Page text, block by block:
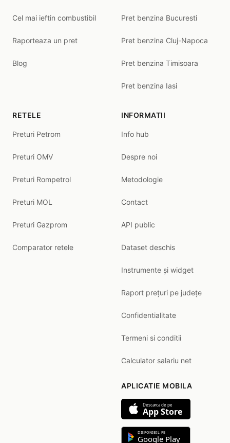
Cel mai ieftin combustibil
Raporteaza un pret
Blog
Pret benzina Bucuresti
Pret benzina Cluj-Napoca
Pret benzina Timisoara
Pret benzina Iasi
RETELE
Preturi Petrom
Preturi OMV
Preturi Rompetrol
Preturi MOL
Preturi Gazprom
Comparator retele
INFORMATII
Info hub
Despre noi
Metodologie
Contact
API public
Dataset deschis
Instrumente și widget
Raport prețuri pe județe
Confidentialitate
Termeni si conditii
Calculator salariu net
APLICATIE MOBILA
Descarca de pe
App Store
DISPONIBIL PE
Google Play